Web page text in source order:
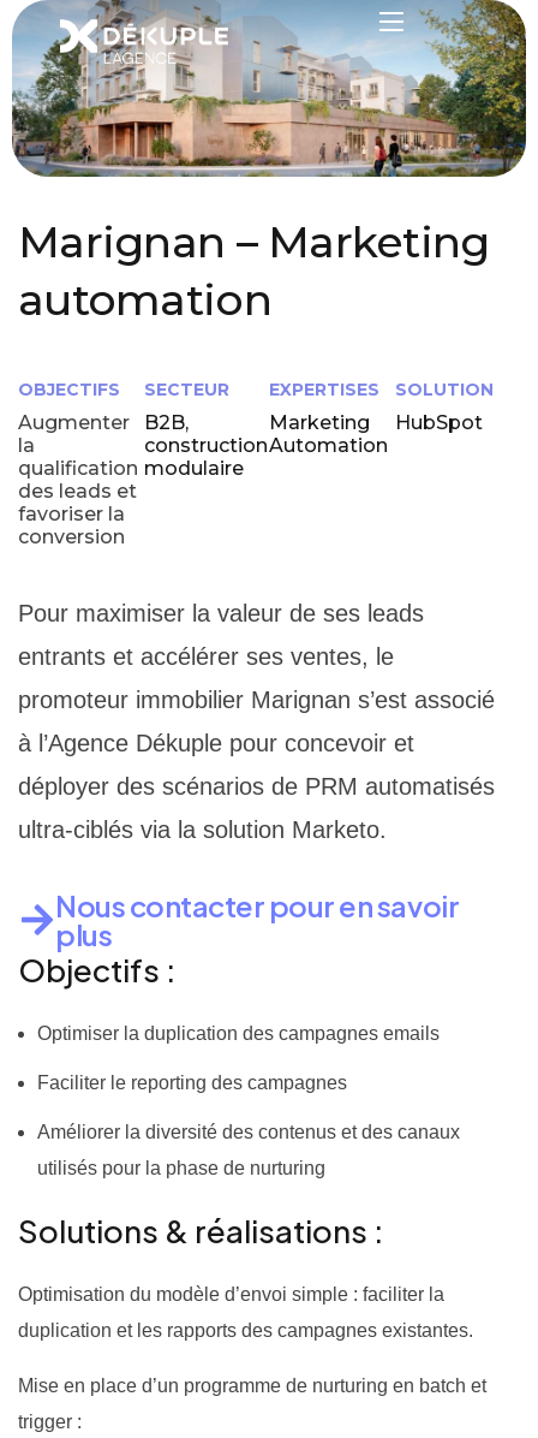
Marignan – Marketing
automation
OBJECTIFS
Augmenter
la
qualification
des leads et
favoriser la
conversion
SECTEUR
B2B,
construction
modulaire
EXPERTISES
Marketing
Automation
SOLUTION
HubSpot
Pour maximiser la valeur de ses leads
entrants et accélérer ses ventes, le
promoteur immobilier Marignan s’est associé
à l’Agence Dékuple pour concevoir et
déployer des scénarios de PRM automatisés
ultra-ciblés via la solution Marketo.
Nous contacter pour en savoir
plus
Objectifs :
Optimiser la duplication des campagnes emails
Faciliter le reporting des campagnes
Améliorer la diversité des contenus et des canaux
utilisés pour la phase de nurturing
Solutions & réalisations :
Optimisation du modèle d’envoi simple : faciliter la
duplication et les rapports des campagnes existantes.
Mise en place d’un programme de nurturing en batch et
trigger :